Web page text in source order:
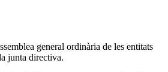
general ordinària de les entitats
junta directiva.